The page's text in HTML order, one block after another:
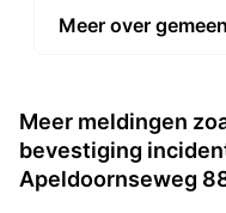
Meer over
Meer meldingen
bevestiging
Apeldoornseweg